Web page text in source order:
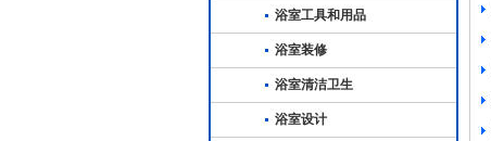
浴室工具和用品
浴室装修
浴室清洁卫生
浴室设计